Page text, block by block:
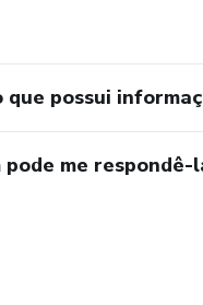
possui
me respondê-